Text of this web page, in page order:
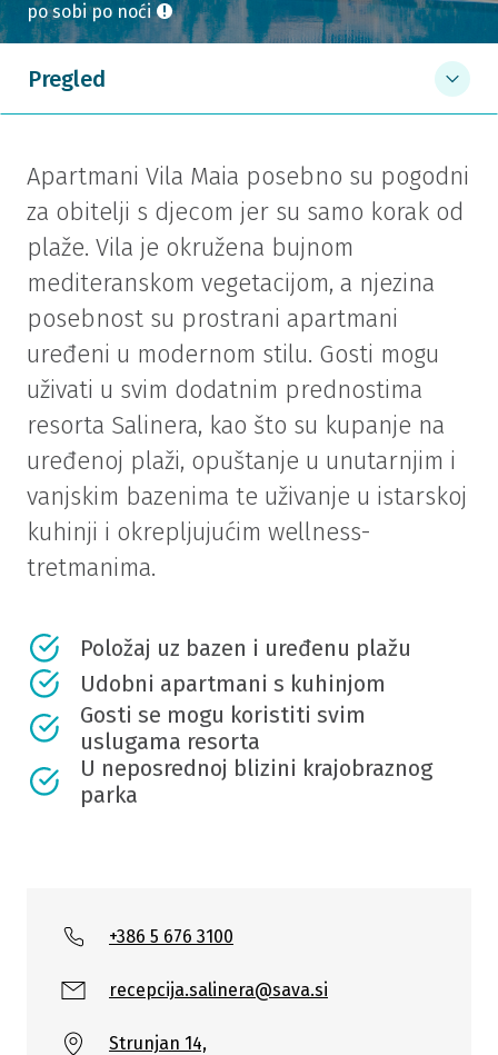
po sobi po noći
Pregled
Apartmani Vila Maia posebno su pogodni
za obitelji s djecom jer su samo korak od
plaže. Vila je okružena bujnom
mediteranskom vegetacijom, a njezina
posebnost su prostrani apartmani
uređeni u modernom stilu. Gosti mogu
uživati u svim dodatnim prednostima
resorta Salinera, kao što su kupanje na
uređenoj plaži, opuštanje u unutarnjim i
vanjskim bazenima te uživanje u istarskoj
kuhinji i okrepljujućim wellness-
tretmanima.
Položaj uz bazen i uređenu plažu
Udobni apartmani s kuhinjom
Gosti se mogu koristiti svim
uslugama resorta
U neposrednoj blizini krajobraznog
parka
+386 5 676 3100
recepcija.salinera@sava.si
Strunjan 14,